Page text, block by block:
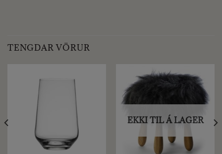
TENGDAR VÖRUR
EKKI TIL Á LAGER